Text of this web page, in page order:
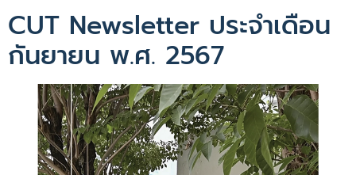
CUT Newsletter ประจำเดือน
กันยายน พ.ศ. 2567